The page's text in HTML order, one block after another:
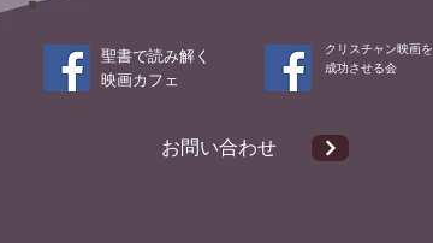
聖書で読み解く
​映画カフェ
クリスチャン映画を
成功させる会​
​お問い合わせ